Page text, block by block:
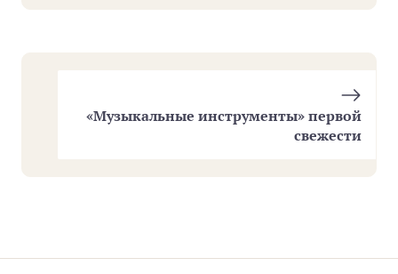
«Музыкальные инструменты» первой
свежести